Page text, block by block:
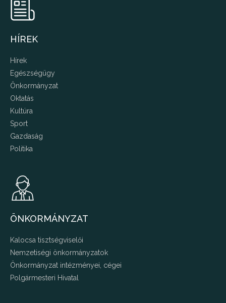
HÍREK
Hírek
Egészségügy
Önkormányzat
Oktatás
Kultúra
Sport
Gazdaság
Politika
ÖNKORMÁNYZAT
Kalocsa tisztségviselői
Nemzetiségi önkormányzatok
Önkormányzat intézményei, cégei
Polgármesteri Hivatal